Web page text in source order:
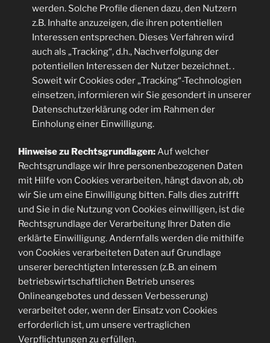
werden. Solche Profile dienen dazu, den Nutzern
z.B. Inhalte anzuzeigen, die ihren potentiellen
Interessen entsprechen. Dieses Verfahren wird
auch als „Tracking“, d.h., Nachverfolgung der
potentiellen Interessen der Nutzer bezeichnet. .
Soweit wir Cookies oder „Tracking“-Technologien
einsetzen, informieren wir Sie gesondert in unserer
Datenschutzerklärung oder im Rahmen der
Einholung einer Einwilligung.
Hinweise zu Rechtsgrundlagen:Auf welcher
Rechtsgrundlage wir Ihre personenbezogenen Daten
mit Hilfe von Cookies verarbeiten, hängt davon ab, ob
wir Sie um eine Einwilligung bitten. Falls dies zutrifft
und Sie in die Nutzung von Cookies einwilligen, ist die
Rechtsgrundlage der Verarbeitung Ihrer Daten die
erklärte Einwilligung. Andernfalls werden die mithilfe
von Cookies verarbeiteten Daten auf Grundlage
unserer berechtigten Interessen (z.B. an einem
betriebswirtschaftlichen Betrieb unseres
Onlineangebotes und dessen Verbesserung)
verarbeitet oder, wenn der Einsatz von Cookies
erforderlich ist, um unsere vertraglichen
Verpflichtungen zu erfüllen.